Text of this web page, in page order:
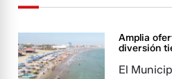
Amplia
diversión
El